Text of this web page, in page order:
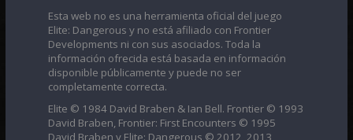
Esta web no es una herramienta oficial del juego
Elite: Dangerous y no está afiliado con Frontier
Developments ni con sus asociados. Toda la
información ofrecida está basada en información
disponible públicamente y puede no ser
completamente correcta.
Elite © 1984 David Braben & Ian Bell. Frontier © 1993
David Braben, Frontier: First Encounters © 1995
David Braben y Elite: Dangerous © 2012, 2013